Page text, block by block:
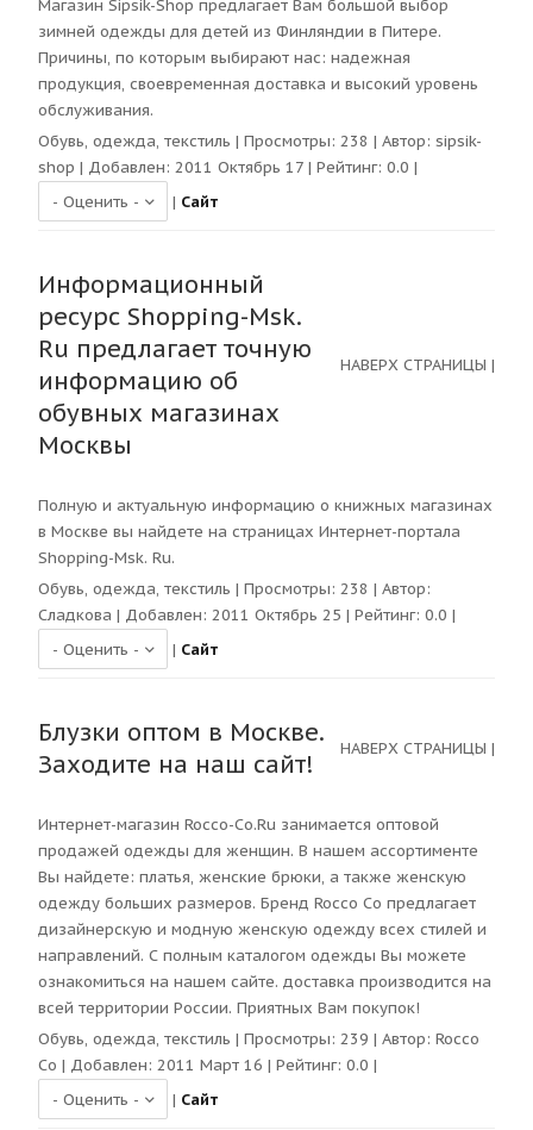
Магазин Sipsik-Shop предлагает Вам большой выбор
зимней одежды для детей из Финляндии в Питере.
Причины, по которым выбирают нас: надежная
продукция, своевременная доставка и высокий уровень
обслуживания.
Обувь, одежда, текстиль | Просмотры: 238 | Автор: sipsik-
shop | Добавлен: 2011 Октябрь 17 | Рейтинг: 0.0 |
| Сайт
Информационный
ресурс Shopping-Msk.
Ru предлагает точную
информацию об
обувных магазинах
Москвы
НАВЕРХ СТРАНИЦЫ |
Полную и актуальную информацию о книжных магазинах
в Москве вы найдете на страницах Интернет-портала
Shopping-Msk. Ru.
Обувь, одежда, текстиль | Просмотры: 238 | Автор:
Сладкова | Добавлен: 2011 Октябрь 25 | Рейтинг: 0.0 |
| Сайт
Блузки оптом в Москве.
Заходите на наш сайт!
НАВЕРХ СТРАНИЦЫ |
Интернет-магазин Rocco-Co.Ru занимается оптовой
продажей одежды для женщин. В нашем ассортименте
Вы найдете: платья, женские брюки, а также женскую
одежду больших размеров. Бренд Rocco Co предлагает
дизайнерскую и модную женскую одежду всех стилей и
направлений. С полным каталогом одежды Вы можете
ознакомиться на нашем сайте. доставка производится на
всей территории России. Приятных Вам покупок!
Обувь, одежда, текстиль | Просмотры: 239 | Автор: Rocco
Co | Добавлен: 2011 Март 16 | Рейтинг: 0.0 |
| Сайт